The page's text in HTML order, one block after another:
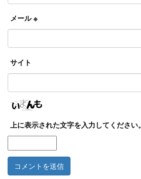
メール※
サイト
上に表示された文字を入力してください。